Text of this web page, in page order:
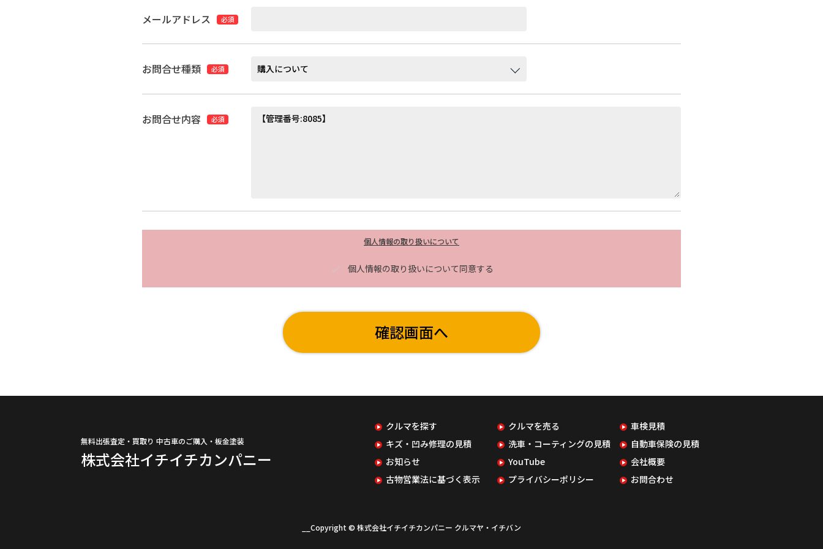
メールアドレス 必須
お問合せ種類 必須
お問合せ内容 必須
個人情報の取り扱いについて
個人情報の取り扱いについて同意する
確認画面へ
無料出張査定・買取り 中古車のご購入・板金塗装
株式会社イチイチカンパニー
クルマを探す クルマを売る
車検見積
キズ・凹み修理の見積
洗車・コーティングの見積
自動車保険の見積
お知らせ
YouTube
会社概要
古物営業法に基づく表示
プライバシーポリシー お問合わせ
__Copyright © 株式会社イチイチカンパニー クルマヤ・イチバン